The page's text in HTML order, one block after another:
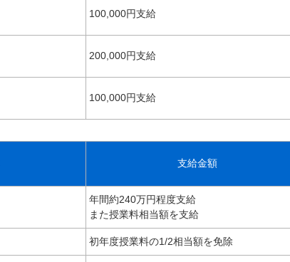
100,000円支給
200,000円支給
100,000円支給
支給金額
年間約240万円程度支給
また授業料相当額を支給
初年度授業料の1/2相当額を免除